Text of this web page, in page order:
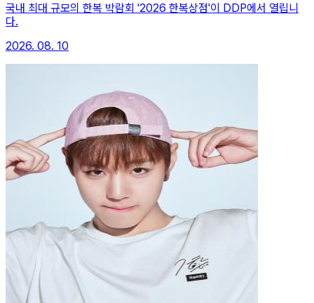
국내 최대 규모의 한복 박람회 '2026 한복상점'이 DDP에서 열립니
다.
2026. 08. 10